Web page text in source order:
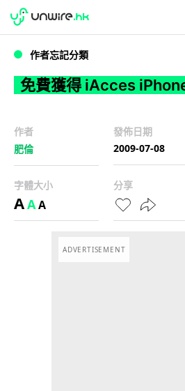
免費獲得 iAcces
WWDC 2026
作者忘記分類
免費獲得 iAcces
作者
肥倫
發佈日期
2009-07-08
字體大小
AAA
分享
ADVERTISEMENT